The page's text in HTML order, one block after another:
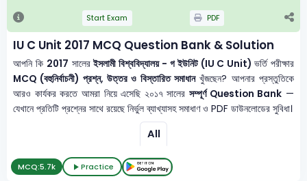
Start Exam PDF
IU C Unit 2017 MCQ Question Bank & Solution
আপনি কি 2017 সালেরইসলামী বিশ্ববিদ্যালয় - গ ইউনিট (IU C Unit)ভর্তি পরীক্ষার
MCQ (বহুনির্বাচনী) প্রশ্ন, উত্তর ও বিস্তারিত সমাধানখুঁজছেন? আপনার প্রস্তুতিকে
আরও কার্যকর করতে আমরা নিয়ে এসেছি ২০১৭ সালেরসম্পূর্ণ Question Bank —
যেখানে প্রতিটি প্রশ্নের সাথে রয়েছে নির্ভুল ব্যাখ্যাসহ সমাধাণ ও PDF ডাউনলোডের সুবিধা।
All
MCQ:5.7k Practice